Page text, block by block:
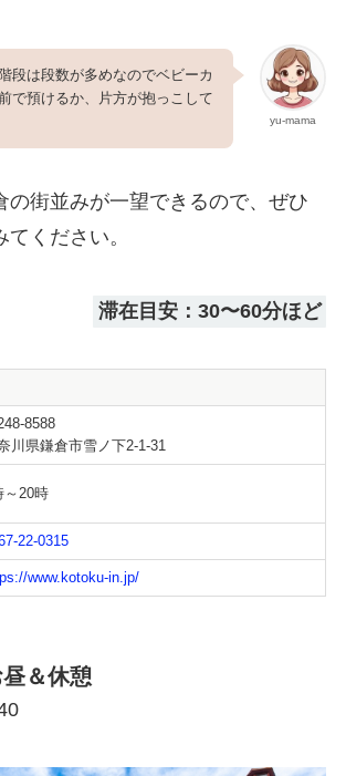
yu-mama
段は段数が多めなのでベビーカ
で預けるか、片方が抱っこして
の街並みが一望できるので、ぜひ
てください。
滞在目安：30〜60分ほど
8588
川県鎌倉市雪ノ下2-1-31
～20時
22-0315
www.kotoku-in.jp/
＆休憩